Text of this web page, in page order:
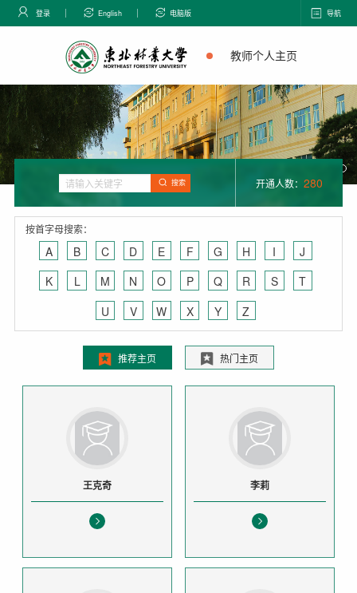
登录 English 电脑版 导航
教师个人主页
搜索 开通人数： 280
按首字母搜索：
A B C D E F G H I
J
K
L M N O P Q R S
T
U
V W X Y Z
推荐主页 热门主页
王克奇 李莉